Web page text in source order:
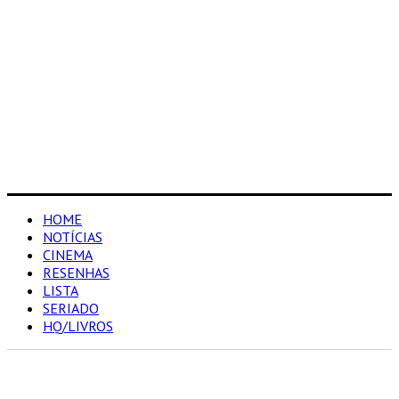
HOME
NOTÍCIAS
CINEMA
RESENHAS
LISTA
SERIADO
HQ/LIVROS